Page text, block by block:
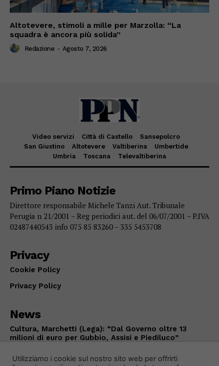
Altotevere, stimoli a mille per Marzolla: “La
squadra è ancora più solida”
Redazione - Agosto 7, 2026
Video servizi Città di Castello
Sansepolcro
San Giustino
Altotevere Valtiberina
Umbertide
Umbria
Toscana Televaltiberina
Primo Piano Notizie
Direttore responsabile Michele Tanzi Aut. Tribunale
Perugia n 21/2001 – Reg periodici aut. del 06/07/2001 – P.IVA
02487440543 info 075 85 83260 – 335 5453708
Privacy
Cookie Policy
Privacy Policy
News
Cultura, Marchetti (Lega): “Dal Governo oltre 13
milioni di euro per Gubbio, Assisi e Piediluco”
Utilizziamo i cookie sul nostro sito web per offrirti